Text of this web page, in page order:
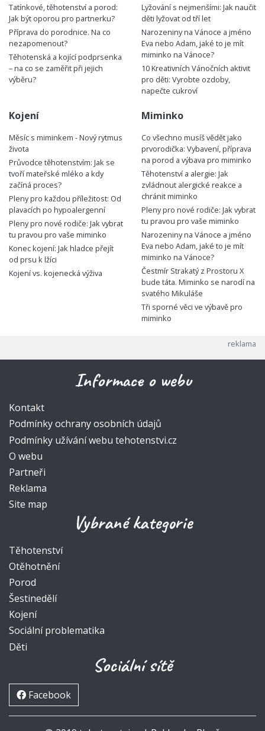
Tatínkové, těhotenství a porod:
Jak být oporou pro partnerku?
Příprava do porodnice. Na co
nezapomenout?
Těhotenská a kojící podprsenka
– na co se zaměřit při jejich
výběru?
Lyžování s nejmenšími: Jak naučit
děti lyžovat od tří let
Narozeniny na Vánoce a jméno
Eva nebo Adam, jaké to je mít
miminko na Vánoce?
10 Kreativních Vánočních aktivit
pro děti: Vyrobte ozdoby,
napečte cukroví
Kojení
Měsíc s miminkem - Nový rytmus
života
Průvodce těhotenstvím: Jak se
tvoří mateřské mléko a kdy
začíná proces?
Pleny pro každou příležitost: Od
plavacích po hypoalergenní
Pleny pro nové rodiče: Jak vybrat
tu pravou pro vaše miminko
Konec kojení: Jak hladce přejít
od prsu k lžíci
Kojení vs. kojenecká výživa
Miminko
Co všechno musíš vědět jako
prvorodička: Vybavení, příprava
na porod a výbava pro miminko
Těhotenství a alergie: Jak
zvládnout alergické reakce a
chránit miminko
Pleny pro nové rodiče: Jak vybrat
tu pravou pro vaše miminko
Narozeniny na Vánoce a jméno
Eva nebo Adam, jaké to je mít
miminko na Vánoce?
Čestmír Strakatý z Prostoru X
bude táta. Miminko se narodí na
svatého Mikuláše
Tři sporné věci ve výbavě pro
miminko
Informace o webu
Kontakt
Podmínky ochrany osobních údajů
Podmínky užívání webu tehotenstvi.cz
O webu
Partneři
Reklama
Site map
Vybrané kategorie
Těhotenství
Otěhotnění
Porod
Šestinedělí
Kojení
Sociální problematika
Děti
Sociální sítě
Facebook